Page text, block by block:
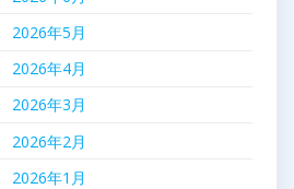
2026年5月
2026年4月
2026年3月
2026年2月
2026年1月